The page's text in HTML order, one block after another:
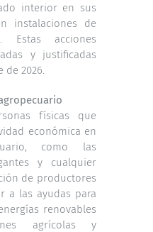
interior en sus
instalaciones de
Estas acciones
y justificadas
de 2026.
físicas que
económica en
, como las
y cualquier
de productores
a las ayudas para
renovables
agrícolas y